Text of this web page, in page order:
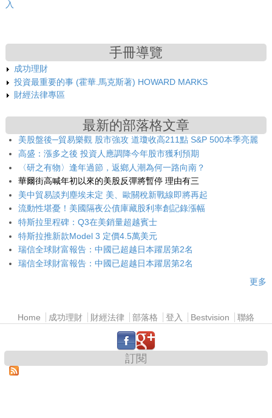
入
手冊導覽
成功理財
投資最重要的事 (霍華.馬克斯著) HOWARD MARKS
財經法律專區
最新的部落格文章
美股盤後─貿易樂觀 股市強攻 道瓊收高211點 S&P 500本季亮麗
高盛：漲多之後 投資人應調降今年股市獲利預期
〈研之有物〉逢年過節，返鄉人潮為何一路向南？
華爾街高喊年初以來的美股反彈將暫停 理由有三
美中貿易談判塵埃未定 美、歐關稅新戰線即將再起
流動性堪憂！美國隔夜公債庫藏股利率創記錄漲幅
特斯拉里程碑：Q3在美銷量超越賓士
特斯拉推新款Model 3 定價4.5萬美元
瑞信全球財富報告：中國已超越日本躍居第2名
瑞信全球財富報告：中國已超越日本躍居第2名
更多
主選單Home 成功理財 財經法律 部落格 登入 Bestvision 聯絡
. .
訂閱